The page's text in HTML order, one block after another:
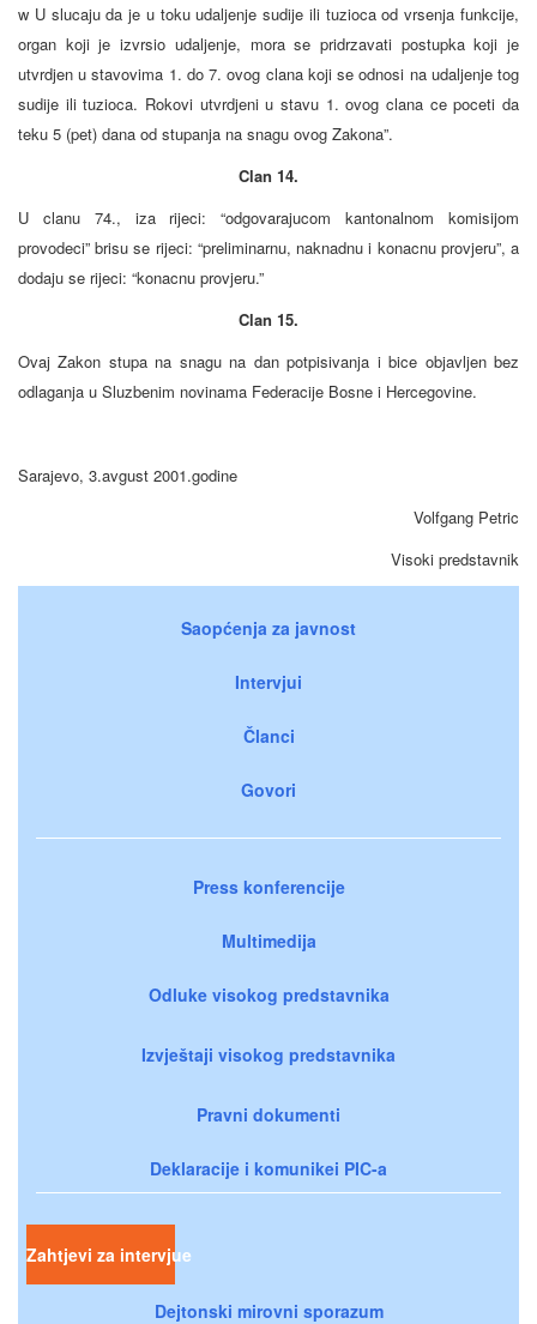
w U slucaju da je u toku udaljenje sudije ili tuzioca od vrsenja funkcije,
organ koji je izvrsio udaljenje, mora se pridrzavati postupka koji je
utvrdjen u stavovima 1. do 7. ovog clana koji se odnosi na udaljenje tog
sudije ili tuzioca. Rokovi utvrdjeni u stavu 1. ovog clana ce poceti da
teku 5 (pet) dana od stupanja na snagu ovog Zakona”.
Clan 14.
U clanu 74., iza rijeci: “odgovarajucom kantonalnom komisijom
provodeci” brisu se rijeci: “preliminarnu, naknadnu i konacnu provjeru”, a
dodaju se rijeci: “konacnu provjeru.”
Clan 15.
Ovaj Zakon stupa na snagu na dan potpisivanja i bice objavljen bez
odlaganja u Sluzbenim novinama Federacije Bosne i Hercegovine.
Sarajevo, 3.avgust 2001.godine
Volfgang Petric
Visoki predstavnik
Saopćenja za javnost
Intervjui
Članci
Govori
Press konferencije
Multimedija
Odluke visokog predstavnika
Izvještaji visokog predstavnika
Pravni dokumenti
Deklaracije i komunikei PIC-a
Zahtjevi za intervjue
Dejtonski mirovni sporazum